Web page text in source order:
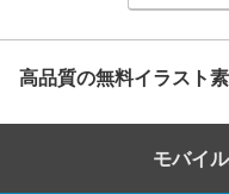
高品質の無料イラスト
モバイ